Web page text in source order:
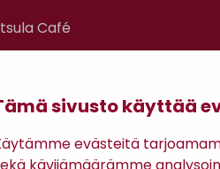
sivusto käyttää
evästeitä
Café